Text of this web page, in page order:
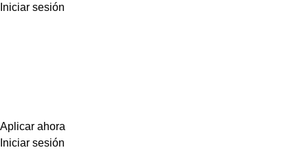
Iniciar sesión
Aplicar ahora
Iniciar sesión